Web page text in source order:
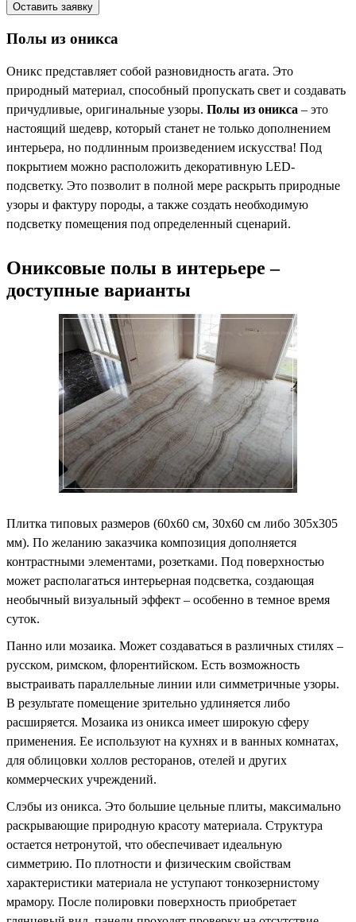
Полы из оникса
Оникс представляет собой разновидность агата. Это
природный материал, способный пропускать свет и создавать
причудливые, оригинальные узоры. Полы из оникса – это
настоящий шедевр, который станет не только дополнением
интерьера, но подлинным произведением искусства! Под
покрытием можно расположить декоративную LED-
подсветку. Это позволит в полной мере раскрыть природные
узоры и фактуру породы, а также создать необходимую
подсветку помещения под определенный сценарий.
Ониксовые полы в интерьере –
доступные варианты
Плитка типовых размеров (60х60 см, 30х60 см либо 305х305
мм). По желанию заказчика композиция дополняется
контрастными элементами, розетками. Под поверхностью
может располагаться интерьерная подсветка, создающая
необычный визуальный эффект – особенно в темное время
суток.
Панно или мозаика. Может создаваться в различных стилях –
русском, римском, флорентийском. Есть возможность
выстраивать параллельные линии или симметричные узоры.
В результате помещение зрительно удлиняется либо
расширяется. Мозаика из оникса имеет широкую сферу
применения. Ее используют на кухнях и в ванных комнатах,
для облицовки холлов ресторанов, отелей и других
коммерческих учреждений.
Слэбы из оникса. Это большие цельные плиты, максимально
раскрывающие природную красоту материала. Структура
остается нетронутой, что обеспечивает идеальную
симметрию. По плотности и физическим свойствам
характеристики материала не уступают тонкозернистому
мрамору. После полировки поверхность приобретает